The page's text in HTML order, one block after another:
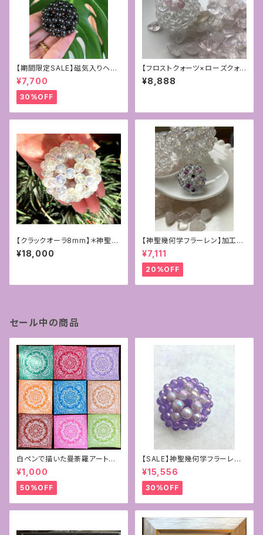
【期間限定SALE】磁気入りヘマ
タイトの6mmフラーレン〜守
護〜
¥7,700
30%OFF
【フロストクォーツ×ローズクォ
ーツ】乙女な神聖幾何学フラー
レン4mm
¥8,888
【クラックオーラ8mm】＊神聖幾
何学フラーレン＊
¥18,000
【神聖幾何学フラーレン】加工サ
ービス付き☆4mmフローライト
＊ペンダントトップ
¥7,111
20%OFF
セール中の商品
白ペンで描いた曼荼羅アート原
画
¥1,000
50%OFF
【SALE】神聖幾何学フラーレン~
パープルカルセドニー×ラベンダ
ーアメジスト10mm
¥15,556
30%OFF